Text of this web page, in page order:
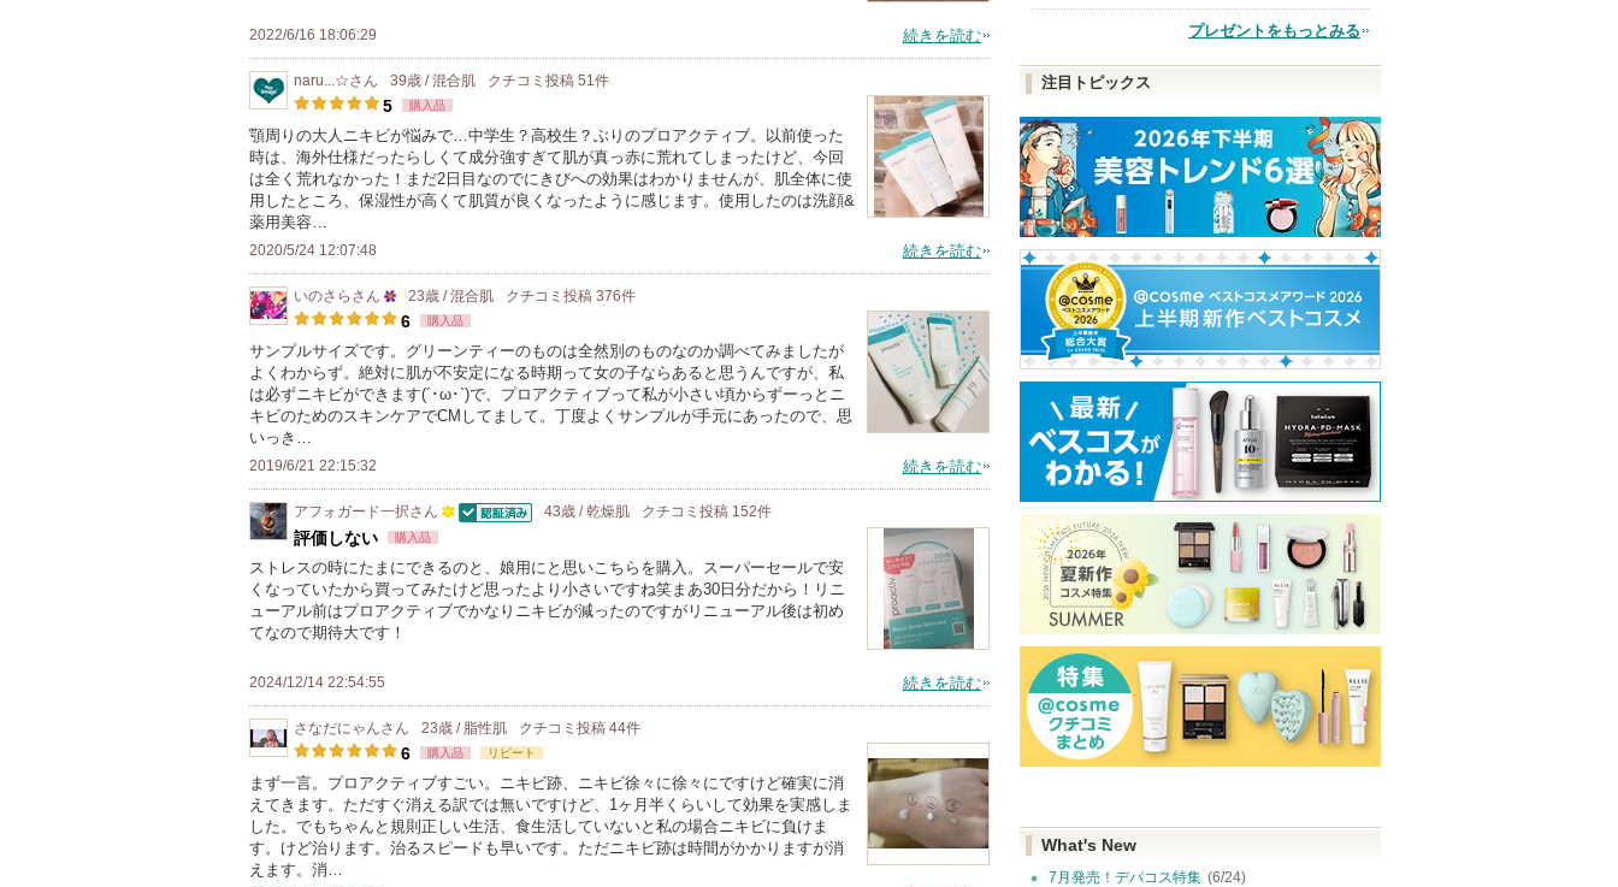
2022/6/16 18:06:29 続きを読む
naru...☆さん 39歳 / 混合肌 クチコミ投稿 51件
5 購入品
顎周りの大人ニキビが悩みで…中学生？高校生？ぶりのプロアクティブ。以前使った
時は、海外仕様だったらしくて成分強すぎて肌が真っ赤に荒れてしまったけど、今回
は全く荒れなかった！まだ2日目なのでにきびへの効果はわかりませんが、肌全体に使
用したところ、保湿性が高くて肌質が良くなったように感じます。使用したのは洗顔&
薬用美容…
2020/5/24 12:07:48 続きを読む
いのさら さん
25
人
以
上
ン
バ
ー
に
お
気
り
登
録
さ
れ
23歳 / 混合肌 クチコミ投稿 376件
6 購入品
サンプルサイズです。グリーンティーのものは全然別のものなのか調べてみましたが
よくわからず。絶対に肌が不安定になる時期って女の子ならあると思うんですが、私
は必ずニキビができます(´･ω･`)で、プロアクティブって私が小さい頃からずーっとニ
キビのためのスキンケアでCMしてまして。丁度よくサンプルが手元にあったので、思
いっき…
2019/6/21 22:15:32 続きを読む
アフォガード一択さん
人
以
上
ン
バ
ー
に
お
気
43歳 / 乾燥肌 クチコミ投稿 152件
評価しない 購入品
ストレスの時にたまにできるのと、娘用にと思いこちらを購入。スーパーセールで安
くなっていたから買ってみたけど思ったより小さいですね笑まあ30日分だから！リニ
ューアル前はプロアクティブでかなりニキビが減ったのですがリニューアル後は初め
てなので期待大です！
2024/12/14 22:54:55 続きを読む
さなだにゃんさん 23歳 / 脂性肌 クチコミ投稿 44件
6 購入品 リピート
まず一言。プロアクティブすごい。ニキビ跡、ニキビ徐々に徐々にですけど確実に消
えてきます。ただすぐ消える訳では無いですけど、1ヶ月半くらいして効果を実感しま
した。でもちゃんと規則正しい生活、食生活していないと私の場合ニキビに負けま
す。けど治ります。治るスピードも早いです。ただニキビ跡は時間がかかりますが消
えます。消…
品
プレゼントをもっとみる
注目トピックス
What's New
7月発売！デパコス特集 (6/24)